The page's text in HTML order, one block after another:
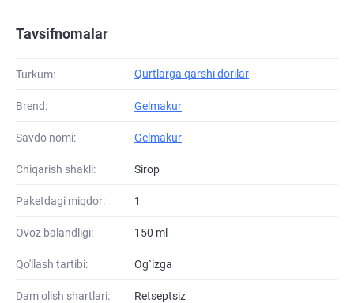
Tavsifnomalar
Turkum: Qurtlarga qarshi dorilar
Brend: Gelmakur
Savdo nomi: Gelmakur
Chiqarish shakli: Sirop
Paketdagi miqdor: 1
Ovoz balandligi: 150 ml
Qo'llash tartibi: Og`izga
Dam olish shartlari: Retseptsiz